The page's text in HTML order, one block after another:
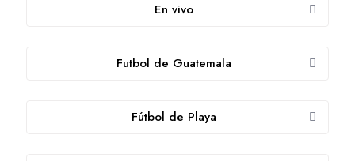
En vivo
Futbol de Guatemala
Fútbol de Playa